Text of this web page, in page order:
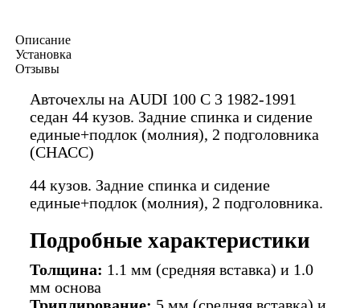
Описание
Установка
Отзывы
Авточехлы на AUDI 100 C 3 1982-1991
седан 44 кузов. Задние спинка и сидение
единые+подлок (молния), 2 подголовника
(СНАСС)
44 кузов. Задние спинка и сидение
единые+подлок (молния), 2 подголовника.
Подробные характеристики
Толщина: 1.1 мм (средняя вставка) и 1.0
мм основа